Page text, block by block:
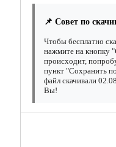
📌 Совет по
Чтобы бесплатно
нажмите на кнопку
происходит,
пункт "Сохранить
файл скачивали
Вы!